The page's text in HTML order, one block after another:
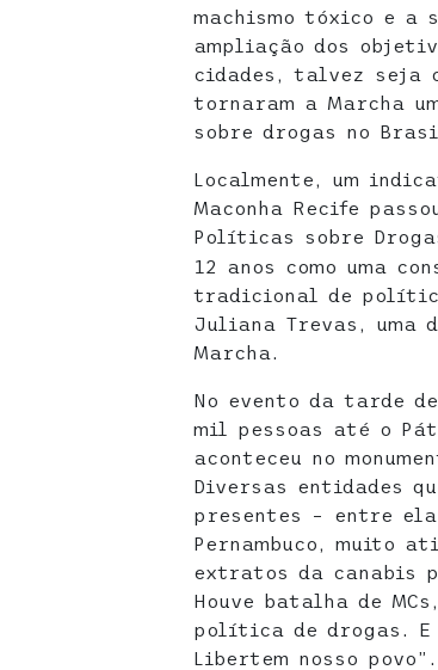
machismo tóxico e a
ampliação dos
cidades, talvez seja
tornaram a Marcha
sobre drogas no
Localmente, um
Maconha Recife
Políticas sobre
12 anos como uma
tradicional de
Juliana Trevas, uma
Marcha.
No evento da tarde
mil pessoas até o
aconteceu no
Diversas entidades
presentes – entre
Pernambuco, muito
extratos da canabis
Houve batalha de
política de drogas. E
Libertem nosso povo”.